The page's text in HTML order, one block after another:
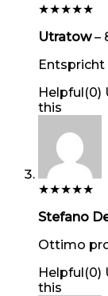
★★★★★
Utratow–
Helpful(0)
this
★★★★★
Stefano
Ottimo
Helpful(0)
this